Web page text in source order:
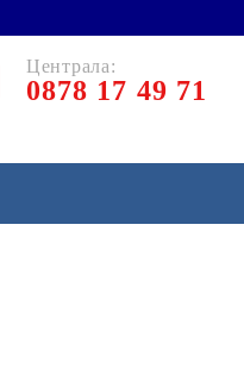
Централа:
0878 17 49 71